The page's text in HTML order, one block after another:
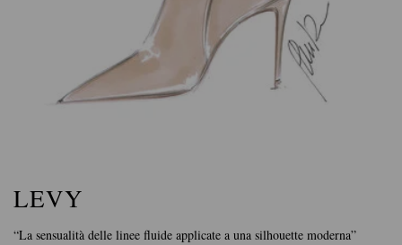
LEVY
“La sensualità delle linee fluide applicate a una silhouette moderna”